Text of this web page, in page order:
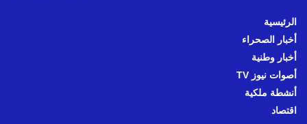
الرئيسية
أخبار الصحراء
أخبار وطنية
أصوات نيوز TV
أنشطة ملكية
اقتصاد